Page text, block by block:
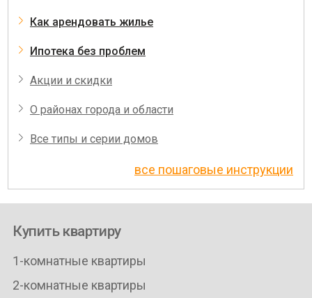
Как арендовать жилье
Ипотека без проблем
Акции и скидки
О районах города и области
Все типы и серии домов
все пошаговые инструкции
Купить квартиру
1-комнатные квартиры
2-комнатные квартиры